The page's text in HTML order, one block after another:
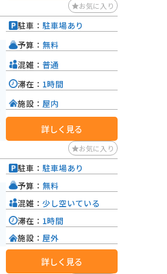
お気に入り
駐車： 駐車場あり
予算： 無料
混雑： 普通
滞在： 1時間
施設： 屋内
詳しく見る
お気に入り
駐車： 駐車場あり
予算： 無料
混雑： 少し空いている
滞在： 1時間
施設： 屋外
詳しく見る